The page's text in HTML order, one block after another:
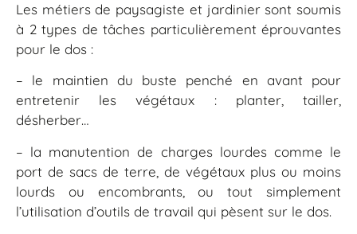
Les métiers de paysagiste et jardinier sont soumis
à 2 types de tâches particulièrement éprouvantes
pour le dos :
– le maintien du buste penché en avant pour
entretenir les végétaux : planter, tailler,
désherber…
– la manutention de charges lourdes comme le
port de sacs de terre, de végétaux plus ou moins
lourds ou encombrants, ou tout simplement
l’utilisation d’outils de travail qui pèsent sur le dos.